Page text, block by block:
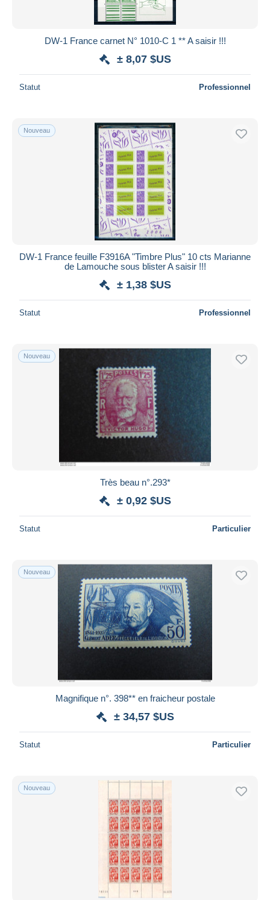
DW-1 France carnet N° 1010-C 1 ** A saisir !!!
± 8,07 $US
Statut Professionnel
Nouveau
DW-1 France feuille F3916A "Timbre Plus" 10 cts Marianne
de Lamouche sous blister A saisir !!!
± 1,38 $US
Statut Professionnel
Nouveau
Très beau n°.293*
± 0,92 $US
Statut Particulier
Nouveau
Magnifique n°. 398** en fraicheur postale
± 34,57 $US
Statut Particulier
Nouveau